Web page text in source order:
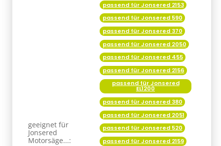
geeignet für
Jonsered
Motorsäge...:
passend für Jonsered 2153
passend für Jonsered 590
passend für Jonsered 370
passend für Jonsered 2050
passend für Jonsered 455
passend für Jonsered 2156
passend für Jonsered
EL1200
passend für Jonsered 380
passend für Jonsered 2051
passend für Jonsered 520
passend für Jonsered 2159